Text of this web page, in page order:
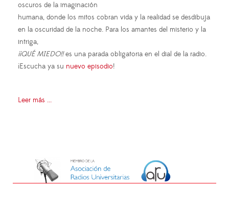
oscuros de la imaginación
humana, donde los mitos cobran vida y la realidad se desdibuja
en la oscuridad de la noche. Para los amantes del misterio y la
intriga,
¡¡QUÉ MIEDO!!es una parada obligatoria en el dial de la radio.
¡Escucha ya su nuevo episodio!
Leer más ...